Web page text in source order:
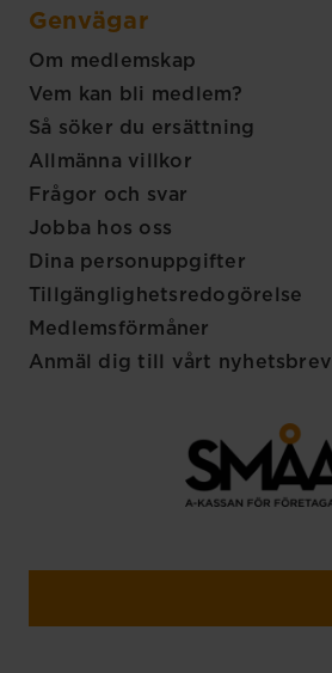
Genvägar
Om medlemskap
Vem kan bli medlem?
Så söker du ersättning
Allmänna villkor
Frågor och svar
Jobba hos oss
Dina personuppgifter
Tillgänglighetsredogörelse
Medlemsförmåner
Anmäl dig till vårt nyhetsbrev